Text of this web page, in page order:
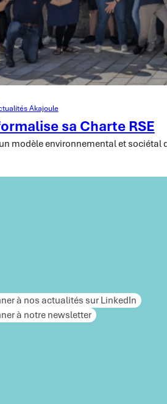
Akajoule
sa Charte RSE
un modèle environnemental et sociétal
à nos actualités sur LinkedIn
à notre newsletter